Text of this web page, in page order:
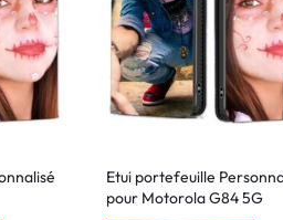
Etui portefeuille
pour Motorola G84 5G